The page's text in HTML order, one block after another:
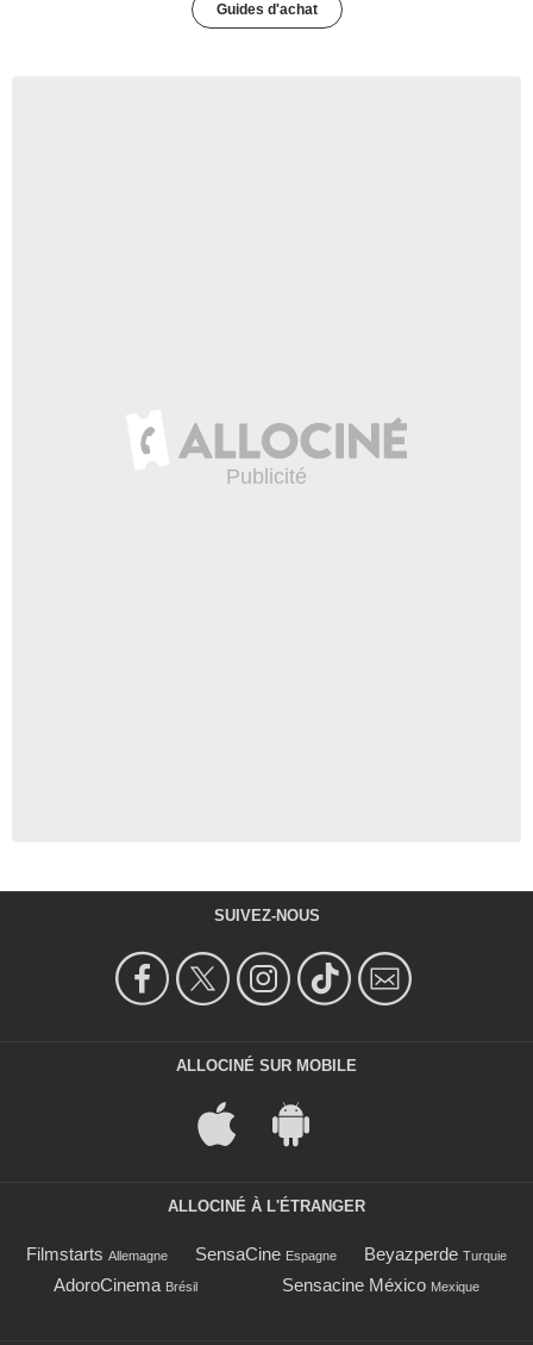
Guides d'achat
SUIVEZ-NOUS
ALLOCINÉ SUR MOBILE
ALLOCINÉ À L'ÉTRANGER
Filmstarts Allemagne SensaCine Espagne Beyazperde Turquie
AdoroCinema Brésil Sensacine México Mexique